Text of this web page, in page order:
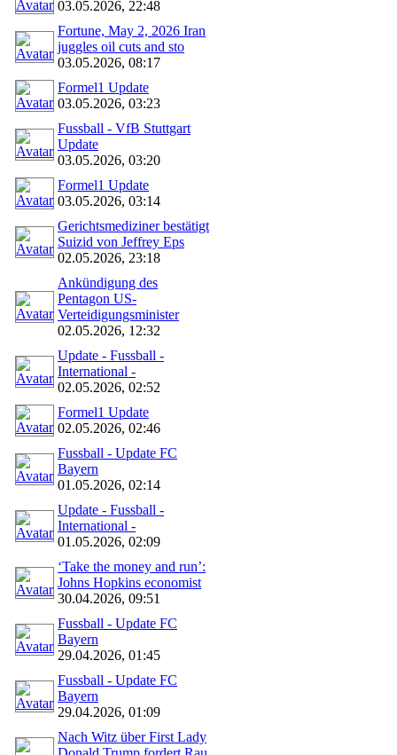
03.05.2026, 22:48
Fortune, May 2, 2026 Iran
juggles oil cuts and sto
03.05.2026, 08:17
Formel1 Update
03.05.2026, 03:23
Fussball - VfB Stuttgart
Update
03.05.2026, 03:20
Formel1 Update
03.05.2026, 03:14
Gerichtsmediziner bestätigt
Suizid von Jeffrey Eps
02.05.2026, 23:18
Ankündigung des
Pentagon US-
Verteidigungsminister
02.05.2026, 12:32
Update - Fussball -
International -
02.05.2026, 02:52
Formel1 Update
02.05.2026, 02:46
Fussball - Update FC
Bayern
01.05.2026, 02:14
Update - Fussball -
International -
01.05.2026, 02:09
‘Take the money and run’:
Johns Hopkins economist
30.04.2026, 09:51
Fussball - Update FC
Bayern
29.04.2026, 01:45
Fussball - Update FC
Bayern
29.04.2026, 01:09
Nach Witz über First Lady